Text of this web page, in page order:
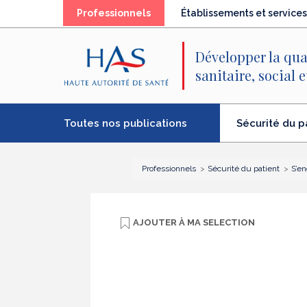
Professionnels(élémentÉtablissements et services
Développer la
sanitaire, social
Toutes nos publications Sécurité du
(élément
séléctionné)
Professionnels Sécurité du patient
AJOUTER À MA SELECTION